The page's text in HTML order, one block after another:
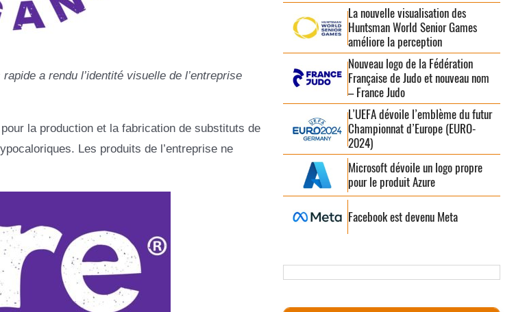
a rendu l’identité visuelle de l’entreprise
la production et la fabrication de substituts de
Les produits de l’entreprise ne
La nouvelle visualisation des
Huntsman World Senior Games
améliore la perception
Nouveau logo de la Fédération
Française de Judo et nouveau nom
– France Judo
L’UEFA dévoile l’emblème du futur
Championnat d’Europe (EURO-
2024)
Microsoft dévoile un logo propre
pour le produit Azure
Facebook est devenu Meta